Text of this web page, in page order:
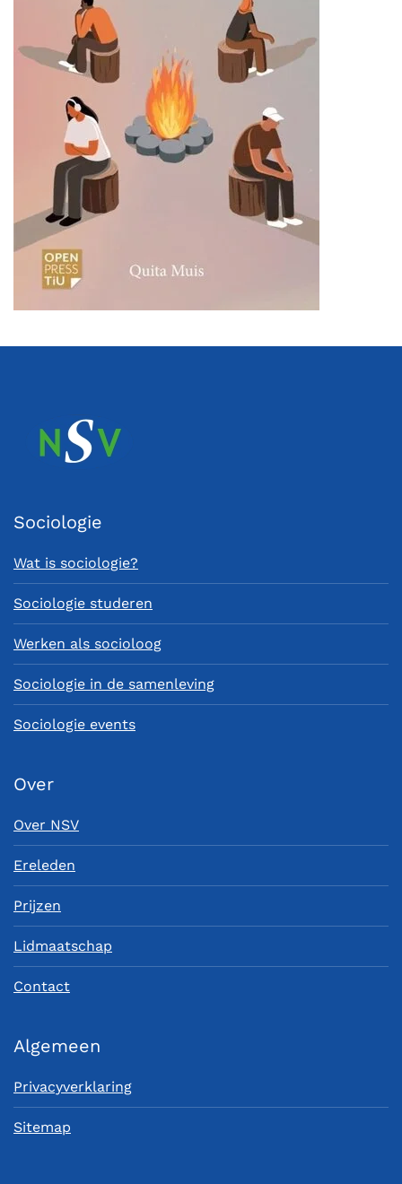
Sociologie
Wat is sociologie?
Sociologie studeren
Werken als socioloog
Sociologie in de samenleving
Sociologie events
Over
Over NSV
Ereleden
Prijzen
Lidmaatschap
Contact
Algemeen
Privacyverklaring
Sitemap